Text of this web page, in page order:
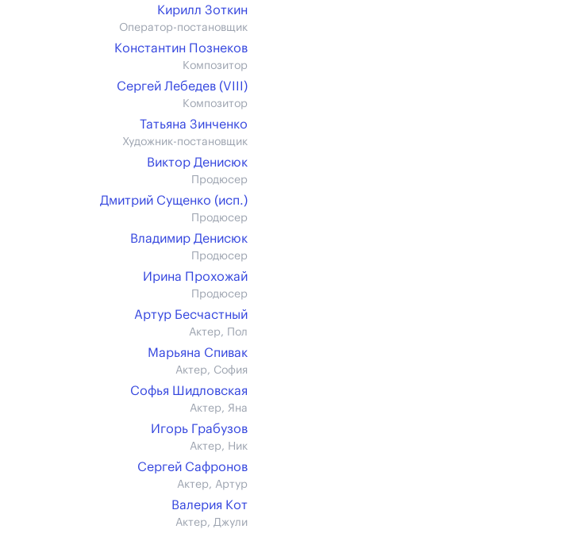
Кирилл Зоткин
Оператор-постановщик
Константин Познеков
Композитор
Сергей Лебедев (VIII)
Композитор
Татьяна Зинченко
Художник-постановщик
Виктор Денисюк
Продюсер
Дмитрий Сущенко (иcп.)
Продюсер
Владимир Денисюк
Продюсер
Ирина Прохожай
Продюсер
Артур Бесчастный
Актер, Пол
Марьяна Спивак
Актер, София
Софья Шидловская
Актер, Яна
Игорь Грабузов
Актер, Ник
Сергей Сафронов
Актер, Артур
Валерия Кот
Актер, Джули